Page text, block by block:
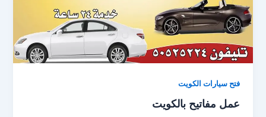
فتح سيارات الكويت
عمل مفاتيح بالكويت